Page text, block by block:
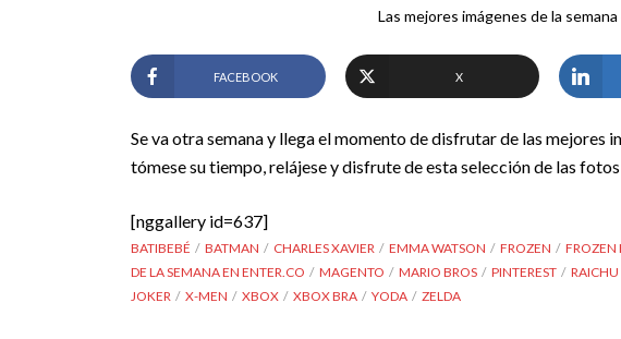
Las mejores imágenes de la
FACEBOOK X
Se va otra semana y llega el momento de disfrutar de las mejores
tómese su tiempo, relájese y disfrute de esta selección de las
[nggallery id=637]
BATIBEBÉ BATMAN CHARLES XAVIER EMMA WATSON FROZEN FROZEN
DE LA SEMANA EN ENTER.CO
MAGENTO MARIO BROS PINTEREST RAICHU
JOKER
X-MEN XBOX XBOX BRA YODA ZELDA